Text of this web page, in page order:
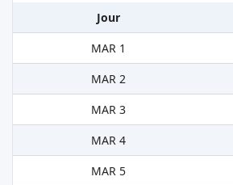
Jour
MAR 1
MAR 2
MAR 3
MAR 4
MAR 5